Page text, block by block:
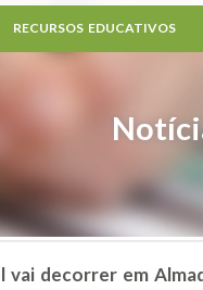
RECURSOS EDUCATIVOS
decorrer em